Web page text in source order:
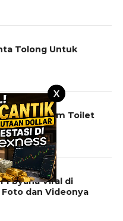
X
Tolong Untuk
Hot Didalam Toilet
Fbyana Viral di
Foto dan Videonya